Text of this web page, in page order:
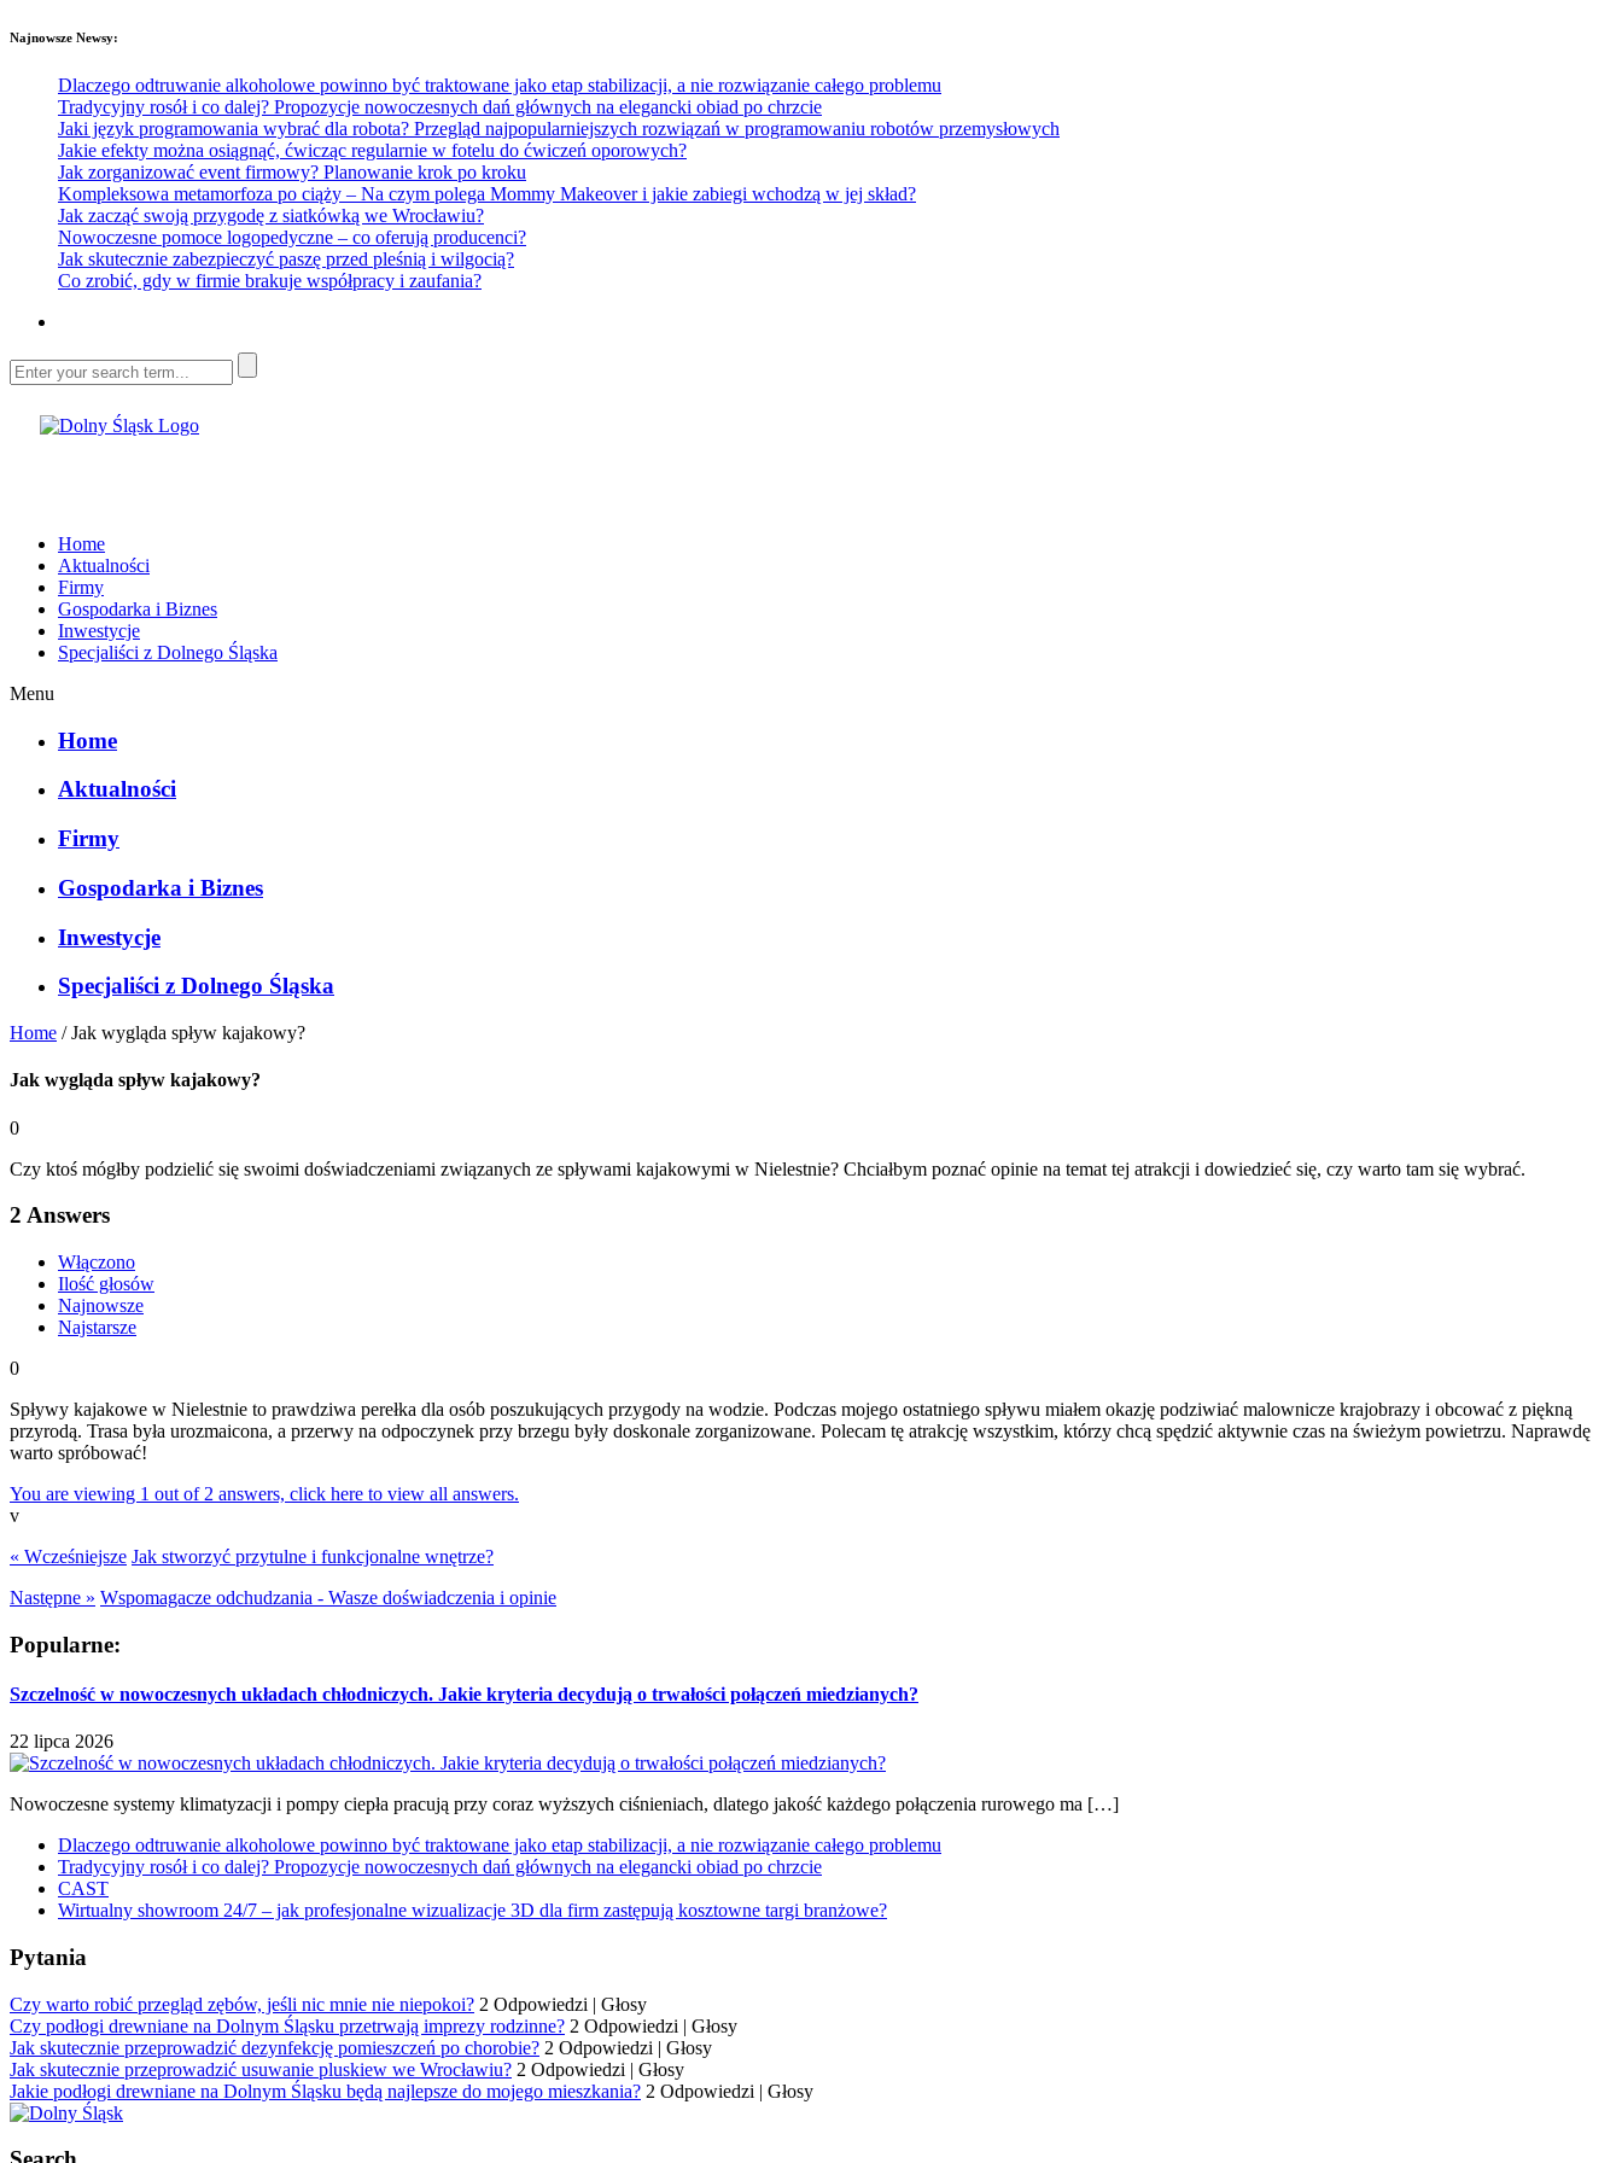
Najnowsze Newsy:
Dlaczego odtruwanie alkoholowe powinno być traktowane jako etap stabilizacji, a nie rozwiązanie całego problemu
Tradycyjny rosół i co dalej? Propozycje nowoczesnych dań głównych na elegancki obiad po chrzcie
Jaki język programowania wybrać dla robota? Przegląd najpopularniejszych rozwiązań w programowaniu robotów przemysłowych
Jakie efekty można osiągnąć, ćwicząc regularnie w fotelu do ćwiczeń oporowych?
Jak zorganizować event firmowy? Planowanie krok po kroku
Kompleksowa metamorfoza po ciąży – Na czym polega Mommy Makeover i jakie zabiegi wchodzą w jej skład?
Jak zacząć swoją przygodę z siatkówką we Wrocławiu?
Nowoczesne pomoce logopedyczne – co oferują producenci?
Jak skutecznie zabezpieczyć paszę przed pleśnią i wilgocią?
Co zrobić, gdy w firmie brakuje współpracy i zaufania?
Home
Aktualności
Firmy
Gospodarka i Biznes
Inwestycje
Specjaliści z Dolnego Śląska
Menu
Home
Aktualności
Firmy
Gospodarka i Biznes
Inwestycje
Specjaliści z Dolnego Śląska
Home /Jak wygląda spływ kajakowy?
Jak wygląda spływ kajakowy?
0
Czy ktoś mógłby podzielić się swoimi doświadczeniami związanych ze spływami kajakowymi w Nielestnie? Chciałbym poznać opinie na temat tej atrakcji i dowiedzieć się, czy warto tam się wybrać.
2 Answers
Włączono
Ilość głosów
Najnowsze
Najstarsze
0
Spływy kajakowe w Nielestnie to prawdziwa perełka dla osób poszukujących przygody na wodzie. Podczas mojego ostatniego spływu miałem okazję podziwiać malownicze krajobrazy i obcować z piękną
przyrodą. Trasa była urozmaicona, a przerwy na odpoczynek przy brzegu były doskonale zorganizowane. Polecam tę atrakcję wszystkim, którzy chcą spędzić aktywnie czas na świeżym powietrzu. Naprawdę
warto spróbować!
You are viewing 1 out of 2 answers, click here to view all answers.
v
« Wcześniejsze Jak stworzyć przytulne i funkcjonalne wnętrze?
Następne » Wspomagacze odchudzania - Wasze doświadczenia i opinie
Popularne:
Szczelność w nowoczesnych układach chłodniczych. Jakie kryteria decydują o trwałości połączeń miedzianych?
22 lipca 2026
Nowoczesne systemy klimatyzacji i pompy ciepła pracują przy coraz wyższych ciśnieniach, dlatego jakość każdego połączenia rurowego ma […]
Dlaczego odtruwanie alkoholowe powinno być traktowane jako etap stabilizacji, a nie rozwiązanie całego problemu
Tradycyjny rosół i co dalej? Propozycje nowoczesnych dań głównych na elegancki obiad po chrzcie
CAST
Wirtualny showroom 24/7 – jak profesjonalne wizualizacje 3D dla firm zastępują kosztowne targi branżowe?
Pytania
Czy warto robić przegląd zębów, jeśli nic mnie nie niepokoi? 2 Odpowiedzi | Głosy
Czy podłogi drewniane na Dolnym Śląsku przetrwają imprezy rodzinne? 2 Odpowiedzi | Głosy
Jak skutecznie przeprowadzić dezynfekcję pomieszczeń po chorobie? 2 Odpowiedzi | Głosy
Jak skutecznie przeprowadzić usuwanie pluskiew we Wrocławiu? 2 Odpowiedzi | Głosy
Jakie podłogi drewniane na Dolnym Śląsku będą najlepsze do mojego mieszkania? 2 Odpowiedzi | Głosy